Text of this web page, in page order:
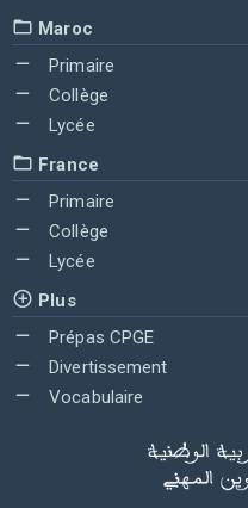
Maroc
Primaire
Collège
Lycée
France
Primaire
Collège
Lycée
Plus
Prépas CPGE
Divertissement
Vocabulaire